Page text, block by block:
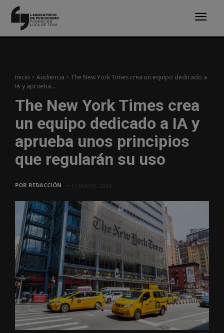
Inicio Audiencia
The New York Times crea un equipo dedicado a
IA y aprueba...
The New York Times crea
un equipo dedicado a IA y
aprueba unos principios
que regularán su uso
POR REDACCIÓN